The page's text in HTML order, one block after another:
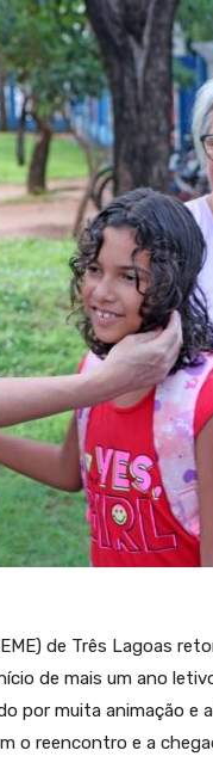
de Três Lagoas
de mais um ano
por muita animação e
o reencontro e a